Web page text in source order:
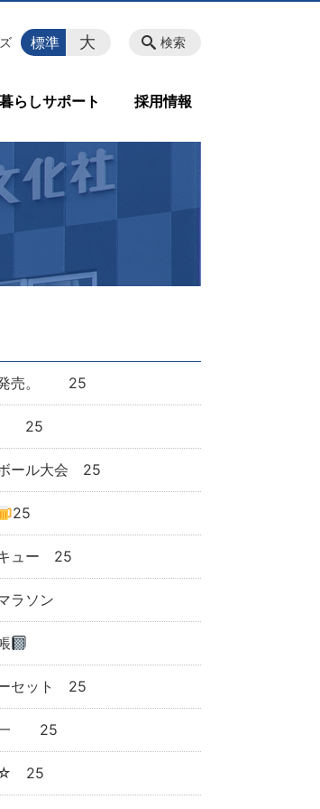
暮らしサポート 採用情報
検索
標準 大
発売。 25
25
ール大会 25
25
ュー 25
ラソン
セット 25
一 25
☆ 25